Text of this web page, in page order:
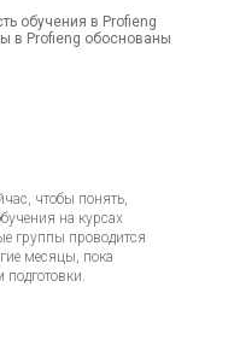
обучения в Profieng
в Profieng обоснованы
чтобы понять,
на курсах
группы проводится
месяцы, пока